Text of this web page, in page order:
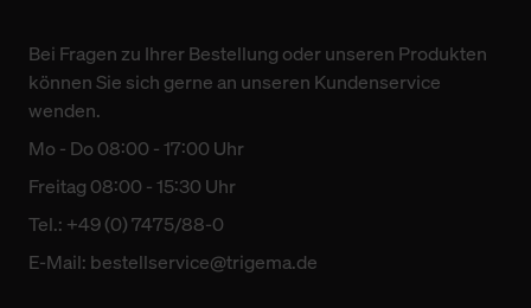
Bei Fragen zu Ihrer Bestellung oder unseren Produkten
können Sie sich gerne an unseren Kundenservice
wenden.
Mo - Do 08:00 - 17:00 Uhr
Freitag 08:00 - 15:30 Uhr
Tel.: +49 (0) 7475/88-0
E-Mail: bestellservice@trigema.de